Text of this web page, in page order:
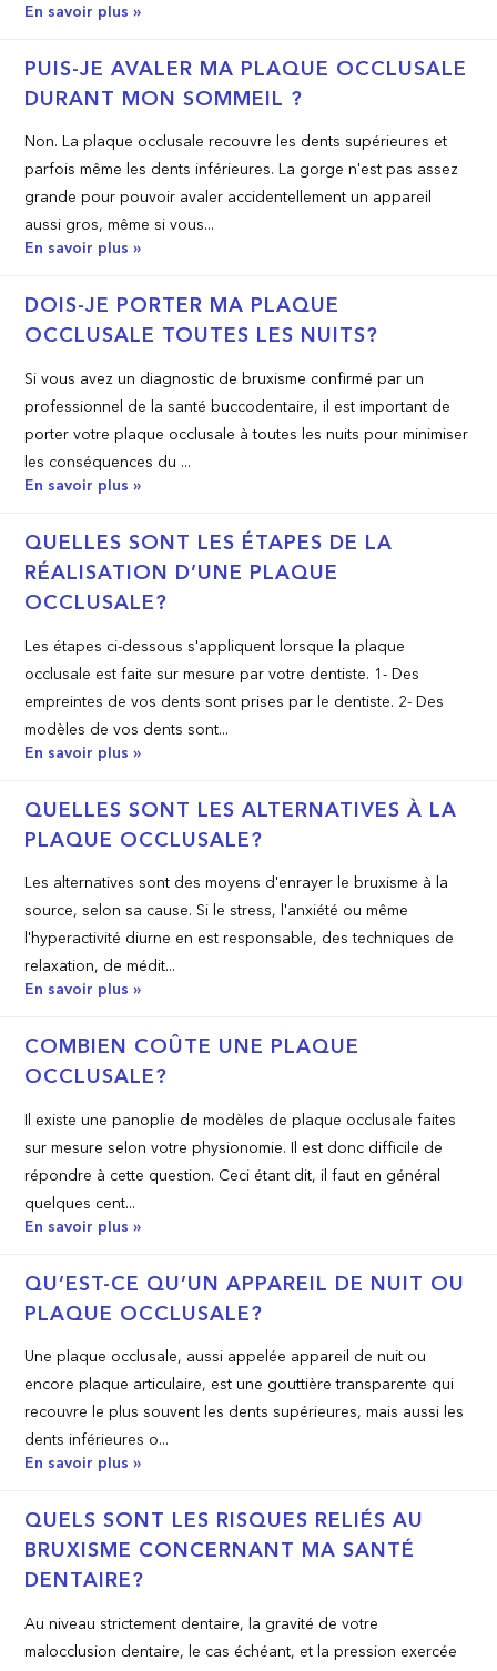
En savoir plus »
PUIS-JE AVALER MA PLAQUE OCCLUSALE
DURANT MON SOMMEIL ?
Non. La plaque occlusale recouvre les dents supérieures et
parfois même les dents inférieures. La gorge n'est pas assez
grande pour pouvoir avaler accidentellement un appareil
aussi gros, même si vous...
En savoir plus »
DOIS­-JE PORTER MA PLAQUE
OCCLUSALE TOUTES LES NUITS?
Si vous avez un diagnostic de bruxisme confirmé par un
professionnel de la santé buccodentaire, il est important de
porter votre plaque occlusale à toutes les nuits pour minimiser
les conséquences du ...
En savoir plus »
QUELLES SONT LES ÉTAPES DE LA
RÉALISATION D’UNE PLAQUE
OCCLUSALE?
Les étapes ci-dessous s'appliquent lorsque la plaque
occlusale est faite sur mesure par votre dentiste. 1- Des
empreintes de vos dents sont prises par le dentiste. 2- Des
modèles de vos dents sont...
En savoir plus »
QUELLES SONT LES ALTERNATIVES À LA
PLAQUE OCCLUSALE?
Les alternatives sont des moyens d'enrayer le bruxisme à la
source, selon sa cause. Si le stress, l'anxiété ou même
l'hyperactivité diurne en est responsable, des techniques de
relaxation, de médit...
En savoir plus »
COMBIEN COÛTE UNE PLAQUE
OCCLUSALE?
Il existe une panoplie de modèles de plaque occlusale faites
sur mesure selon votre physionomie. Il est donc difficile de
répondre à cette question. Ceci étant dit, il faut en général
quelques cent...
En savoir plus »
QU’EST­-CE QU’UN APPAREIL DE NUIT OU
PLAQUE OCCLUSALE?
Une plaque occlusale, aussi appelée appareil de nuit ou
encore plaque articulaire, est une gouttière transparente qui
recouvre le plus souvent les dents supérieures, mais aussi les
dents inférieures o...
En savoir plus »
QUELS SONT LES RISQUES RELIÉS AU
BRUXISME CONCERNANT MA SANTÉ
DENTAIRE?
Au niveau strictement dentaire, la gravité de votre
malocclusion dentaire, le cas échéant, et la pression exercée